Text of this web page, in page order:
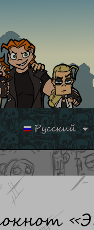
Русский